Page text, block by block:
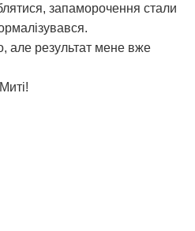
запаморочення стали
але результат мене вже